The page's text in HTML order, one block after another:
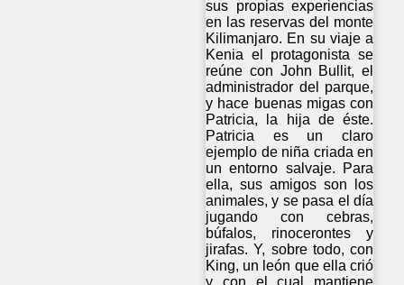
sus propias experiencias
en las reservas del monte
Kilimanjaro. En su viaje a
Kenia el protagonista se
reúne con John Bullit, el
administrador del parque,
y hace buenas migas con
Patricia, la hija de éste.
Patricia es un claro
ejemplo de niña criada en
un entorno salvaje. Para
ella, sus amigos son los
animales, y se pasa el día
jugando con cebras,
búfalos, rinocerontes y
jirafas. Y, sobre todo, con
King, un león que ella crió